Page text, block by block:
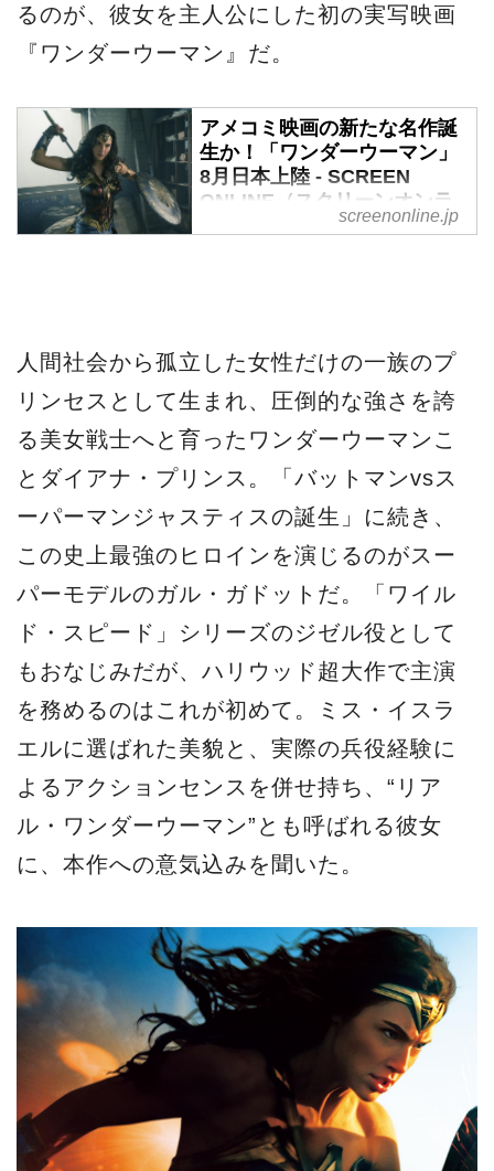
るのが、彼女を主人公にした初の実写映画
『ワンダーウーマン』だ。
アメコミ映画の新たな名作誕
生か！「ワンダーウーマン」
8月日本上陸 - SCREEN
ONLINE（スクリーンオンラ
が「ワンダーウーマン」（2017
年8月25日日本公開、ワーナ
ー・ブラザース映画配給）だ。
6月2日に全米公開を控え、早く
も批評家から絶賛を集めてい
る。これは新たなアメコミ映画
の傑作の誕生か？
screenonline.jp
人間社会から孤立した女性だけの一族のプ
リンセスとして生まれ、圧倒的な強さを誇
る美女戦士へと育ったワンダーウーマンこ
とダイアナ・プリンス。「バットマンvsス
ーパーマンジャスティスの誕生」に続き、
この史上最強のヒロインを演じるのがスー
パーモデルのガル・ガドットだ。「ワイル
ド・スピード」シリーズのジゼル役として
もおなじみだが、ハリウッド超大作で主演
を務めるのはこれが初めて。ミス・イスラ
エルに選ばれた美貌と、実際の兵役経験に
よるアクションセンスを併せ持ち、“リア
ル・ワンダーウーマン”とも呼ばれる彼女
に、本作への意気込みを聞いた。